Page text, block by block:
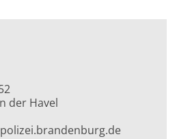
der Havel